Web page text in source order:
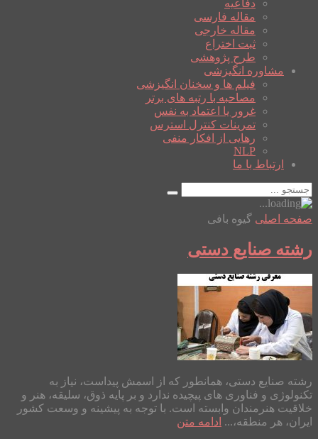
دفاعیه
مقاله فارسی
مقاله خارجی
ثبت اختراع
طرح پژوهشی
مشاوره انگیزشی
فیلم ها و سخنان انگیزشی
مصاحبه با رتبه های برتر
غرور یا اعتماد به نفس
تمرینات کنترل استرس
رهایی از افکار منفی
NLP
ارتباط با ما
صفحه اصلی گیوه بافی
رشته صنایع دستی
رشته صنایع دستی، همانطور که از اسمش پیداست، نیاز به
تکنولوژی و فناوری های پیچیده ندارد و بر پایه ذوق، سلیقه، هنر و
خلاقیت هنرمندان وابسته است. با توجه به پیشینه و وسعت کشور
ایران، هر منطقه،... ادامه متن